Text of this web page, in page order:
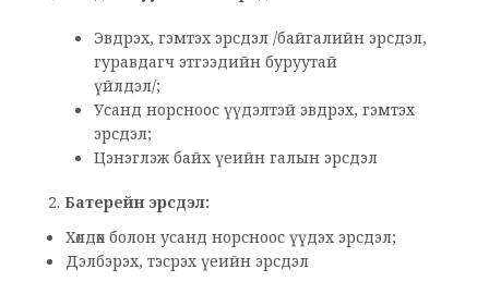
Эвдрэх, гэмтэх эрсдэл /байгалийн эрсдэл,
гуравдагч этгээдийн буруутай
үйлдэл/;
Усанд норсноос үүдэлтэй эвдрэх, гэмтэх
эрсдэл;
Цэнэглэж байх үеийн галын эрсдэл
2. Батерейн эрсдэл:
Хөлдөх болон усанд норсноос үүдэх эрсдэл;
Дэлбэрэх, тэсрэх үеийн эрсдэл